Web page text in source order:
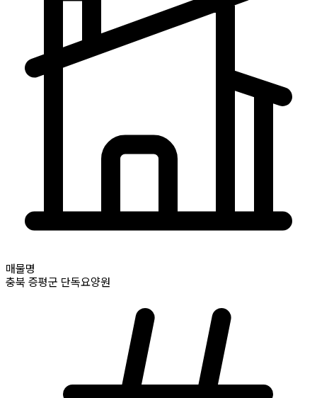
매물명
충북 증평군 단독요양원